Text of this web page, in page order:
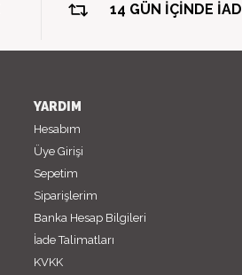
14 GÜN İÇİNDE
YARDIM
Hesabım
Üye Girişi
Sepetim
Siparişlerim
Banka Hesap Bilgileri
İade Talimatları
KVKK